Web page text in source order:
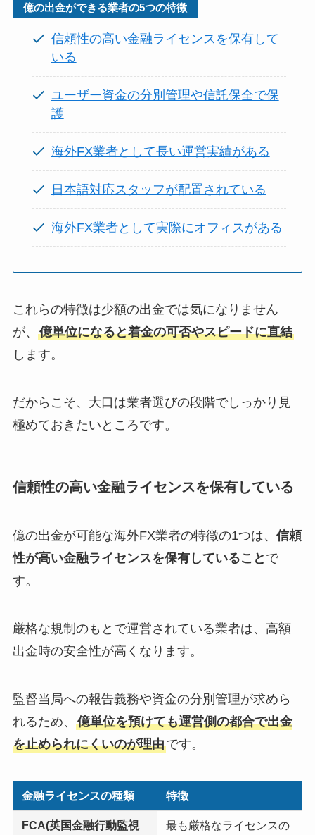
億の出金ができる業者の5つの特徴
信頼性の高い金融ライセンスを保有して
いる
ユーザー資金の分別管理や信託保全で保
護
海外FX業者として長い運営実績がある
日本語対応スタッフが配置されている
海外FX業者として実際にオフィスがある
これらの特徴は少額の出金では気になりません
が、 億単位になると着金の可否やスピードに直結
します。
だからこそ、大口は業者選びの段階でしっかり見
極めておきたいところです。
信頼性の高い金融ライセンスを保有している
億の出金が可能な海外FX業者の特徴の1つは、 信頼
性が高い金融ライセンスを保有していること で
す。
厳格な規制のもとで運営されている業者は、高額
出金時の安全性が高くなります。
監督当局への報告義務や資金の分別管理が求めら
れるため、 億単位を預けても運営側の都合で出金
を止められにくいのが理由です。
金融ライセンスの種類 特徴
FCA(英国金融行動監視
最も厳格なライセンスの